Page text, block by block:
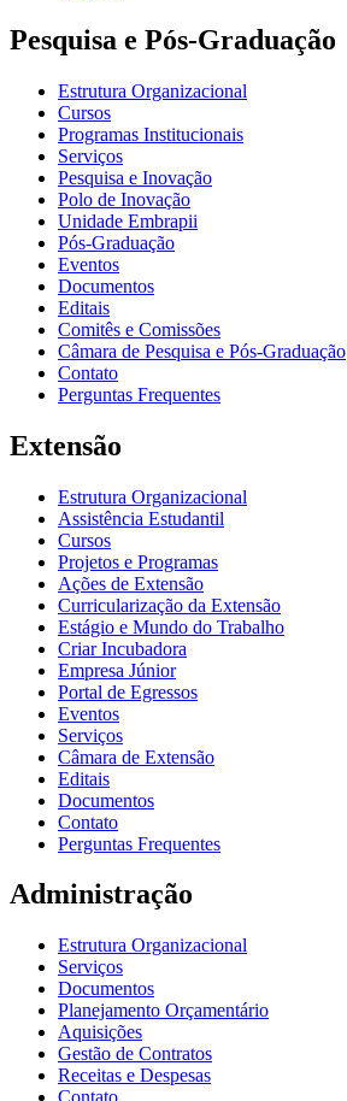
Pesquisa e Pós-Graduação
Estrutura Organizacional
Cursos
Programas Institucionais
Serviços
Pesquisa e Inovação
Polo de Inovação
Unidade Embrapii
Pós-Graduação
Eventos
Documentos
Editais
Comitês e Comissões
Câmara de Pesquisa e Pós-Graduação
Contato
Perguntas Frequentes
Extensão
Estrutura Organizacional
Assistência Estudantil
Cursos
Projetos e Programas
Ações de Extensão
Curricularização da Extensão
Estágio e Mundo do Trabalho
Criar Incubadora
Empresa Júnior
Portal de Egressos
Eventos
Serviços
Câmara de Extensão
Editais
Documentos
Contato
Perguntas Frequentes
Administração
Estrutura Organizacional
Serviços
Documentos
Planejamento Orçamentário
Aquisições
Gestão de Contratos
Receitas e Despesas